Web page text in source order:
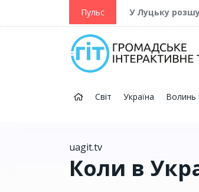
Пульс У Луцьку
Світ Україна Волинь
uagit.tv
Коли в